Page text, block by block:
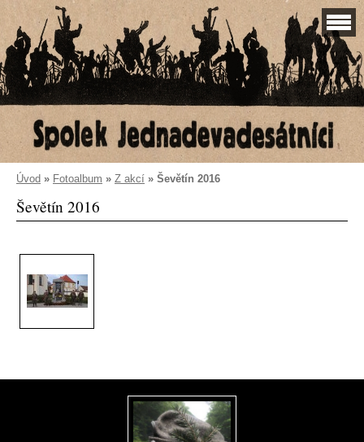
Úvod » Fotoalbum » Z akcí » Ševětín 2016
Ševětín 2016